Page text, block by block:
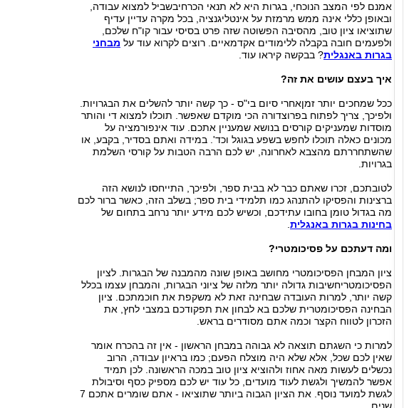
אמנם לפי המצב הנוכחי, בגרות היא לא תנאי הכרחיבשביל למצוא עבודה,
ובאופן כללי אינה ממש מרמזת על אינטליגנציה, בכל מקרה עדיין עדיף
שתוציאו ציון טוב, מהסיבה הפשוטה שזה פרט בסיסי עבור קו"ח שלכם,
ולפעמים חובה בקבלה ללימודים אקדמאיים. רוצים לקרוא עוד על מבחני
בגרות באנגלית? בבקשה קיראו עוד.
איך בעצם עושים את זה?
ככל שמחכים יותר זמןאחרי סיום בי"ס - כך קשה יותר להשלים את הבגרויות.
ולפיכך, צריך לפתוח בפרוצדורה הכי מוקדם שאפשר. תוכלו למצוא די והותר
מוסדות שמעניקים קורסים בנושא שמעניין אתכם. עוד אינפורמציה על
מכונים כאלה תוכלו לחפש בשפע בגוגל וכד'. במידה ואתם בסדיר, בקבע, או
שהשתחררתם מהצבא לאחרונה, יש לכם הרבה הטבות על קורסי השלמת
בגרויות.
לטובתכם, זכרו שאתם כבר לא בבית ספר, ולפיכך, התייחסו לנושא הזה
ברצינות והפסיקו להתנהג כמו תלמידי בית ספר; בשלב הזה, כאשר ברור לכם
מה בגדול טומן בחובו עתידכם, וכשיש לכם מידע יותר נרחב בתחום של
בחינות בגרות באנגלית
ומה דעתכם על פסיכומטרי?
ציון המבחן הפסיכומטרי מחושב באופן שונה מהמבנה של הבגרות. לציון
הפסיכומטריחשיבות גדולה יותר מלזה של ציוני הבגרות, והמבחן עצמו בכלל
קשה יותר, למרות העובדה שבחינה זאת לא משקפת את חוכמתכם. ציון
הבחינה הפסיכומטרית שלכם בא לבחון את תפקודכם במצבי לחץ, את
הזכרון לטווח הקצר וכמה אתם מסודרים בראש.
למרות כי השגתם תוצאה לא גבוהה במבחן הראשון - אין זה בהכרח אומר
שאין לכם שכל, אלא שלא היה מוצלח הפעם; כמו בראיון עבודה, הרוב
נכשלים לעשות מאה אחוז ולהוציא ציון טוב במכה הראשונה. לכן תמיד
אפשר להמשיך ולגשת לעוד מועדים, כל עוד יש לכם מספיק כסף וסיבולת
לגשת למועד נוסף. את הציון הגבוה ביותר שתוציאו - אתם שומרים אתכם 7